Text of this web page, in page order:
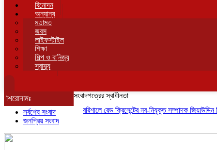
বিনোদন
অন্যান্য
মতামত
জবস
লাইফস্টাইল
শিক্ষা
শিল্প ও বানিজ্য
স্বাস্থ্য
শিরোনামঃ
বরিশালে রেড ক্রিসেন্টের নব-নিযুক্ত সম্পাদক জিয়াউদ্দিন
সংবাদপত্রের স্বাধীনতা
সর্বশেষ সংবাদ
জনপ্রিয় সংবাদ